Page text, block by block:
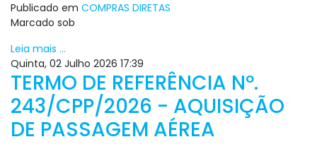
Publicado em COMPRAS DIRETAS
Marcado sob
Leia mais ...
Quinta, 02 Julho 2026 17:39
TERMO DE REFERÊNCIA Nº.
243/CPP/2026 - AQUISIÇÃO
DE PASSAGEM AÉREA